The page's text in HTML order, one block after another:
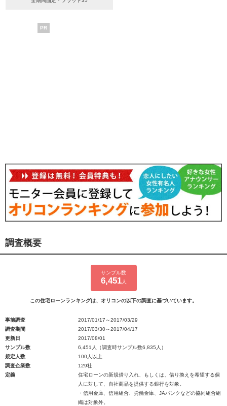
PR
調査概要
サンプル数
6,451人
この住宅ローンランキングは、オリコンの以下の調査に基づいています。
事前調査
2017/01/17～2017/03/29
調査期間
2017/03/30～2017/04/17
更新日
2017/08/01
サンプル数
6,451人（調査時サンプル数6,835人）
規定人数
100人以上
調査企業数
129社
定義
住宅ローンの新規借り入れ、もしくは、借り換えを希望する個
人に対して、自社商品を提供する銀行を対象。
・信用金庫、信用組合、労働金庫、JAバンクなどの協同組合組
織は対象外。